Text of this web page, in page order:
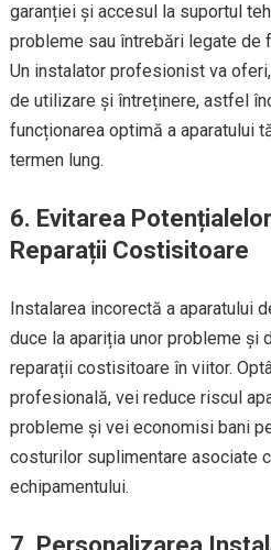
garanției și accesul la suportul
probleme sau întrebări legate de
Un instalator profesionist va
de utilizare și întreținere, astfel
funcționarea optimă a aparatului
termen lung.
6. Evitarea
Reparații Costisitoare
Instalarea incorectă a aparatului
duce la apariția unor probleme și
reparații costisitoare în viitor.
profesională, vei reduce riscul
probleme și vei economisi bani
costurilor suplimentare asociate
echipamentului.